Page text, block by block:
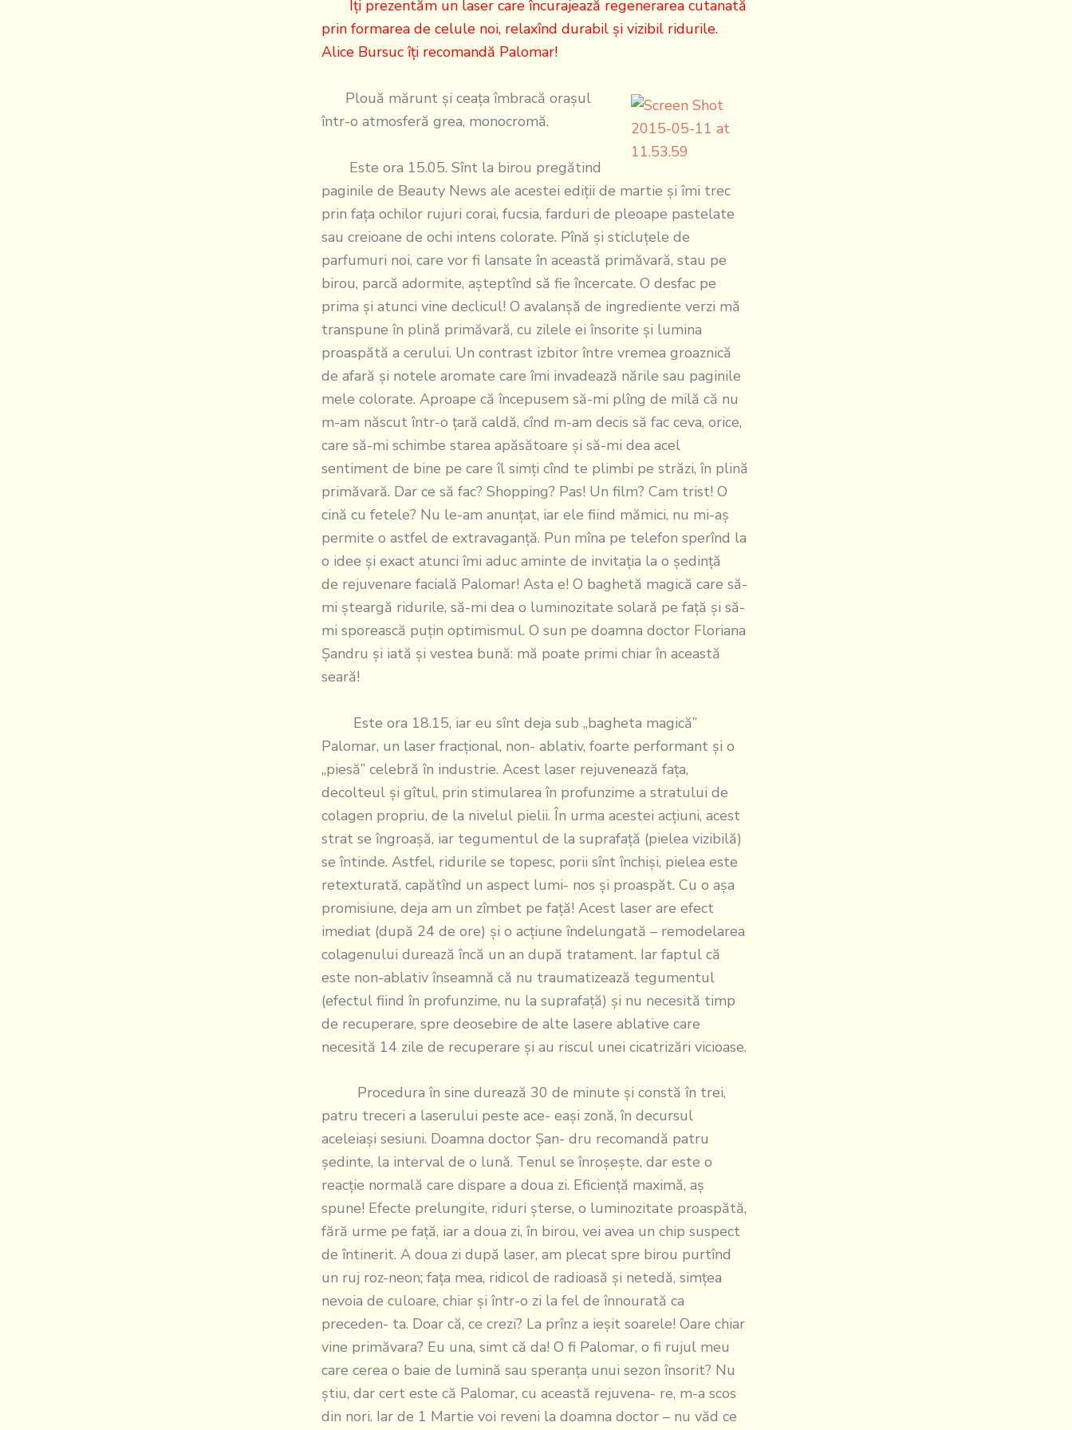
Îţi prezentăm un laser care încurajează regenerarea cutanată
prin formarea de celule noi, relaxînd durabil şi vizibil ridurile.
Alice Bursuc îţi recomandă Palomar!
Plouă mărunt şi ceaţa îmbracă oraşul
într-o atmosferă grea, monocromă.
Este ora 15.05. Sînt la birou pregătind
paginile de Beauty News ale acestei ediţii de martie şi îmi trec
prin faţa ochilor rujuri corai, fucsia, farduri de pleoape pastelate
sau creioane de ochi intens colorate. Pînă şi sticluţele de
parfumuri noi, care vor fi lansate în această primăvară, stau pe
birou, parcă adormite, aşteptînd să fie încercate. O desfac pe
prima şi atunci vine declicul! O avalanşă de ingrediente verzi mă
transpune în plină primăvară, cu zilele ei însorite şi lumina
proaspătă a cerului. Un contrast izbitor între vremea groaznică
de afară şi notele aromate care îmi invadează nările sau paginile
mele colorate. Aproape că începusem să-mi plîng de milă că nu
m-am născut într-o ţară caldă, cînd m-am decis să fac ceva, orice,
care să-mi schimbe starea apăsătoare şi să-mi dea acel
sentiment de bine pe care îl simţi cînd te plimbi pe străzi, în plină
primăvară. Dar ce să fac? Shopping? Pas! Un film? Cam trist! O
cină cu fetele? Nu le-am anunţat, iar ele fiind mămici, nu mi-aş
permite o astfel de extravaganţă. Pun mîna pe telefon sperînd la
o idee şi exact atunci îmi aduc aminte de invitaţia la o şedinţă
de rejuvenare facială Palomar! Asta e! O baghetă magică care să-
mi şteargă ridurile, să-mi dea o luminozitate solară pe faţă şi să-
mi sporească puţin optimismul. O sun pe doamna doctor Floriana
Şandru şi iată şi vestea bună: mă poate primi chiar în această
seară!
Este ora 18.15, iar eu sînt deja sub „bagheta magică”
Palomar, un laser fracţional, non- ablativ, foarte performant şi o
„piesă” celebră în industrie. Acest laser rejuvenează faţa,
decolteul şi gîtul, prin stimularea în profunzime a stratului de
colagen propriu, de la nivelul pielii. În urma acestei acţiuni, acest
strat se îngroaşă, iar tegumentul de la suprafaţă (pielea vizibilă)
se întinde. Astfel, ridurile se topesc, porii sînt închişi, pielea este
retexturată, capătînd un aspect lumi- nos şi proaspăt. Cu o aşa
promisiune, deja am un zîmbet pe faţă! Acest laser are efect
imediat (după 24 de ore) şi o acţiune îndelungată – remodelarea
colagenului durează încă un an după tratament. Iar faptul că
este non-ablativ înseamnă că nu traumatizează tegumentul
(efectul fiind în profunzime, nu la suprafaţă) şi nu necesită timp
de recuperare, spre deosebire de alte lasere ablative care
necesită 14 zile de recuperare şi au riscul unei cicatrizări vicioase.
Procedura în sine durează 30 de minute şi constă în trei,
patru treceri a laserului peste ace- eaşi zonă, în decursul
aceleiaşi sesiuni. Doamna doctor Şan- dru recomandă patru
şedinte, la interval de o lună. Tenul se înroşeşte, dar este o
reacţie normală care dispare a doua zi. Eficienţă maximă, aş
spune! Efecte prelungite, riduri şterse, o luminozitate proaspătă,
fără urme pe faţă, iar a doua zi, în birou, vei avea un chip suspect
de întinerit. A doua zi după laser, am plecat spre birou purtînd
un ruj roz-neon; faţa mea, ridicol de radioasă şi netedă, simţea
nevoia de culoare, chiar şi într-o zi la fel de înnourată ca
preceden- ta. Doar că, ce crezi? La prînz a ieşit soarele! Oare chiar
vine primăvara? Eu una, simt că da! O fi Palomar, o fi rujul meu
care cerea o baie de lumină sau speranţa unui sezon însorit? Nu
ştiu, dar cert este că Palomar, cu această rejuvena- re, m-a scos
din nori. Iar de 1 Martie voi reveni la doamna doctor – nu văd ce